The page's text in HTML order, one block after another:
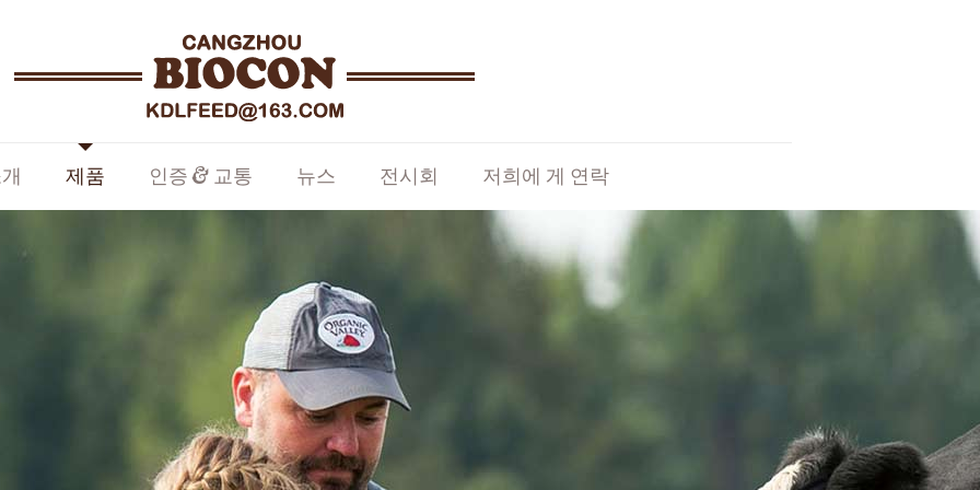
제품 인증 & 교통 뉴스 전시회 저희에 게 연락